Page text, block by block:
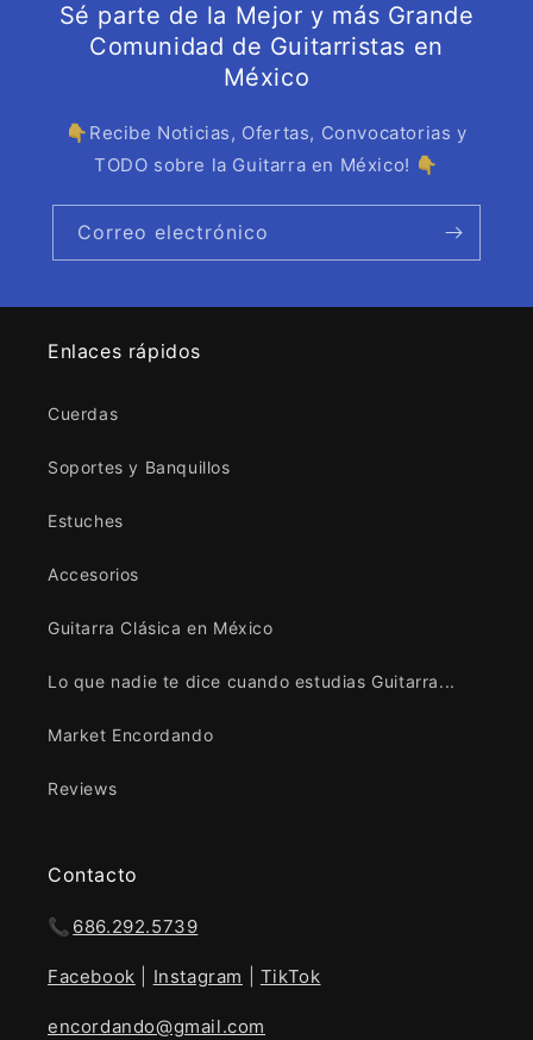
Sé parte de la Mejor y más Grande
Comunidad de Guitarristas en
México
👇Recibe Noticias, Ofertas, Convocatorias y
TODO sobre la Guitarra en México! 👇
Correo electrónico
Enlaces rápidos
Cuerdas
Soportes y Banquillos
Estuches
Accesorios
Guitarra Clásica en México
Lo que nadie te dice cuando estudias Guitarra...
Market Encordando
Reviews
Contacto
📞 686.292.5739
Facebook Instagram TikTok
encordando@gmail.com